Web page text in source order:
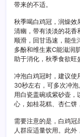
带来的不适。
秋季喝白鸡冠，润燥效
清幽，带有淡淡的花香
顺滑，回甘迅速，能生
多酚和维生素C能滋润
助于消化，秋季食欲旺
冲泡白鸡冠时，建议使
30秒左右，可多次冲
用白瓷盖碗或紫砂壶，
心，如桂花糕、杏仁饼
需要注意的是，白鸡冠
人群应适量饮用。此外